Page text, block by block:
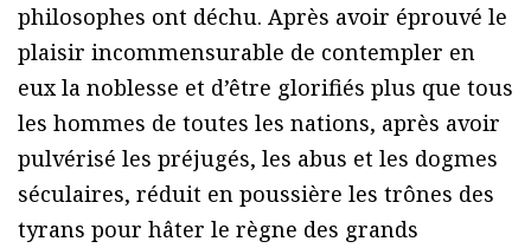
philosophes ont déchu. Après avoir éprouvé le
plaisir incommensurable de contempler en
eux la noblesse et d’être glorifiés plus que tous
les hommes de toutes les nations, après avoir
pulvérisé les préjugés, les abus et les dogmes
séculaires, réduit en poussière les trônes des
tyrans pour hâter le règne des grands